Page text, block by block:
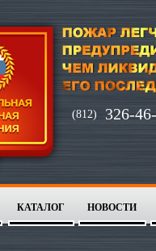
КАТАЛОГ НОВОСТИ
(812) 326-